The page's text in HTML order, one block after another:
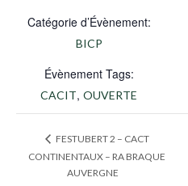
Catégorie d’Évènement:
BICP
Évènement Tags:
CACIT, OUVERTE
FESTUBERT 2 – CACT
CONTINENTAUX – RA BRAQUE
AUVERGNE